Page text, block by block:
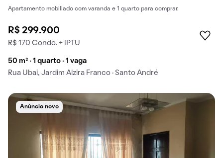
Apartamento mobiliado com varanda e 1 quarto para comprar.
R$ 299.900
R$ 170 Condo. + IPTU
50 m² · 1 quarto · 1 vaga
Rua Ubai, Jardim Alzira Franco · Santo André
Anúncio novo